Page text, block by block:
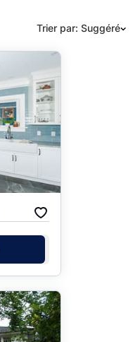
Trier par: Suggéré